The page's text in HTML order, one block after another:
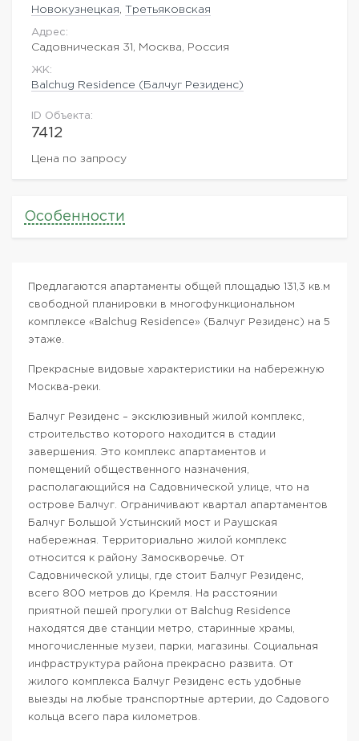
Новокузнецкая Третьяковская
Адрес:
Садовническая 31, Москва, Россия
ЖK:
Balchug Residence (Балчуг Резиденс)
ID Объекта:
7412
Цена по запросу
Особенности
Предлагаются апартаменты общей площадью 131,3 кв.м
свободной планировки в многофункциональном
комплексе «Balchug Residence» (Балчуг Резиденс) на 5
этаже.
Прекрасные видовые характеристики на набережную
Москва-реки.
Балчуг Резиденс – эксклюзивный жилой комплекс,
строительство которого находится в стадии
завершения. Это комплекс апартаментов и
помещений общественного назначения,
располагающийся на Садовнической улице, что на
острове Балчуг. Ограничивают квартал апартаментов
Балчуг Большой Устьинский мост и Раушская
набережная. Территориально жилой комплекс
относится к району Замоскворечье. От
Садовнической улицы, где стоит Балчуг Резиденс,
всего 800 метров до Кремля. На расстоянии
приятной пешей прогулки от Balchug Residence
находятся две станции метро, старинные храмы,
многочисленные музеи, парки, магазины. Социальная
инфраструктура района прекрасно развита. От
жилого комплекса Балчуг Резиденс есть удобные
выезды на любые транспортные артерии, до Садового
кольца всего пара километров.